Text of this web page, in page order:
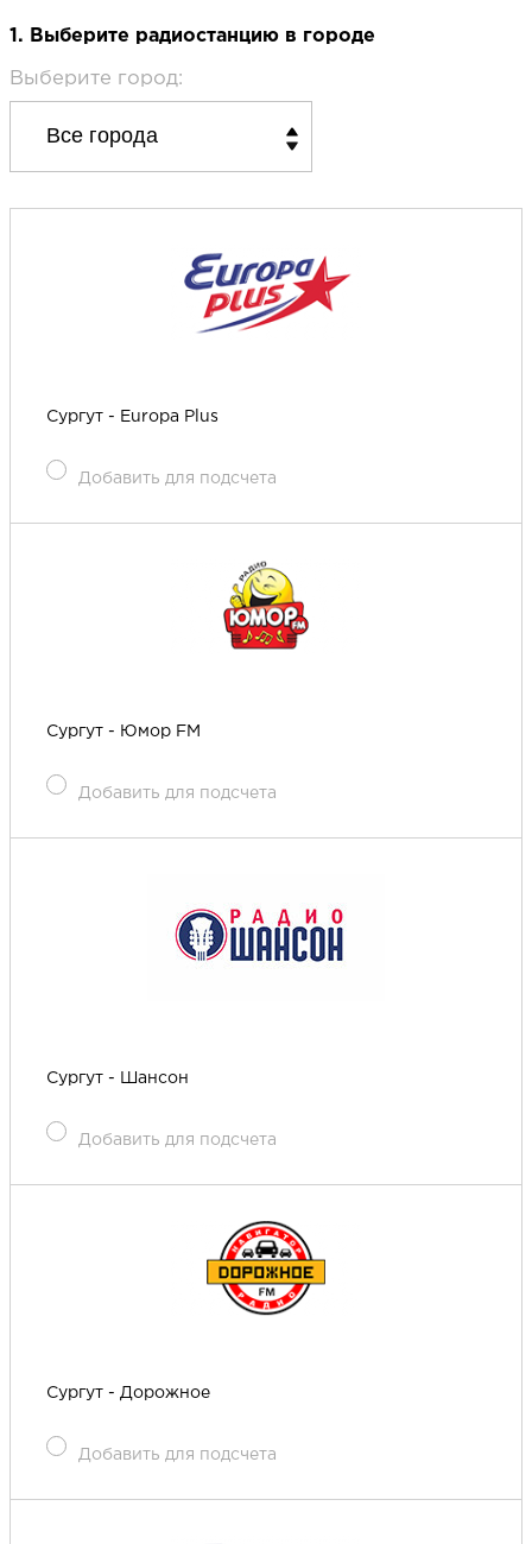
1. Выберите радиостанцию в городе
Выберите город:
Сургут - Europa Plus
Добавить для подсчета
Сургут - Юмор FM
Добавить для подсчета
Сургут - Шансон
Добавить для подсчета
Сургут - Дорожное
Добавить для подсчета